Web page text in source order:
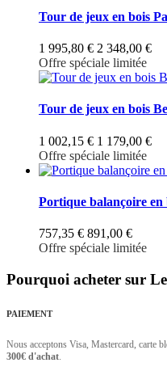
Tour de jeux en bois
1 995,80 € 2 348,00 €
Offre spéciale limitée
Tour de jeux en bois
1 002,15 € 1 179,00 €
Offre spéciale limitée
Portique balançoire
757,35 € 891,00 €
Offre spéciale limitée
Pourquoi acheter sur
PAIEMENT
Nous acceptons Visa, Mastercard, carte
300€ d'achat.